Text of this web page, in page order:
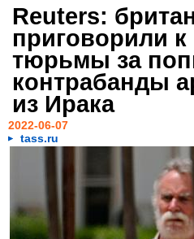
Reuters:
приговорили к
тюрьмы за
контрабанды
из Ирака
2022-06-07
tass.ru